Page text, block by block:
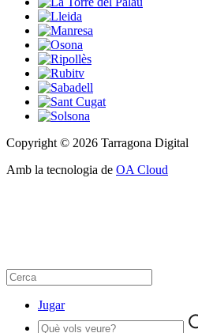
Copyright © 2026 Tarragona Digital
Amb la tecnologia de OA Cloud
Jugar